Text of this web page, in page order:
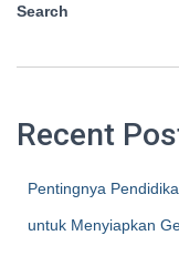
Search
Recent
Pentingnya
untuk Menyiapkan